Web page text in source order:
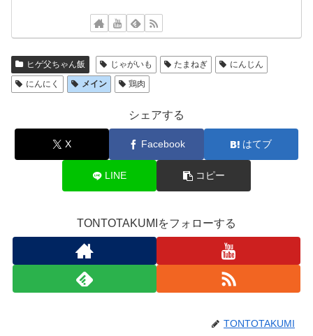
ヒゲ父ちゃん飯 じゃがいも たまねぎ
にんじん
にんにく
メイン 鶏肉
シェアする
X Facebook はてブ
LINE コピー
TONTOTAKUMIをフォローする
TONTOTAKUMI